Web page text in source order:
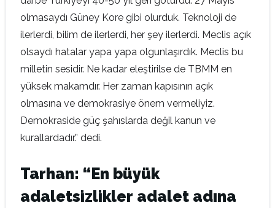
olmasaydı Güney Kore gibi olurduk. Teknoloji de
ilerlerdi, bilim de ilerlerdi, her şey ilerlerdi. Meclis açık
olsaydı hatalar yapa yapa olgunlaşırdık. Meclis bu
milletin sesidir. Ne kadar eleştirilse de TBMM en
yüksek makamdır. Her zaman kapısının açık
olmasına ve demokrasiye önem vermeliyiz.
Demokraside güç şahıslarda değil kanun ve
kurallardadır.” dedi.
Tarhan: “En büyük
adaletsizlikler adalet adına